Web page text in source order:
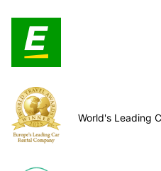
World's Leading